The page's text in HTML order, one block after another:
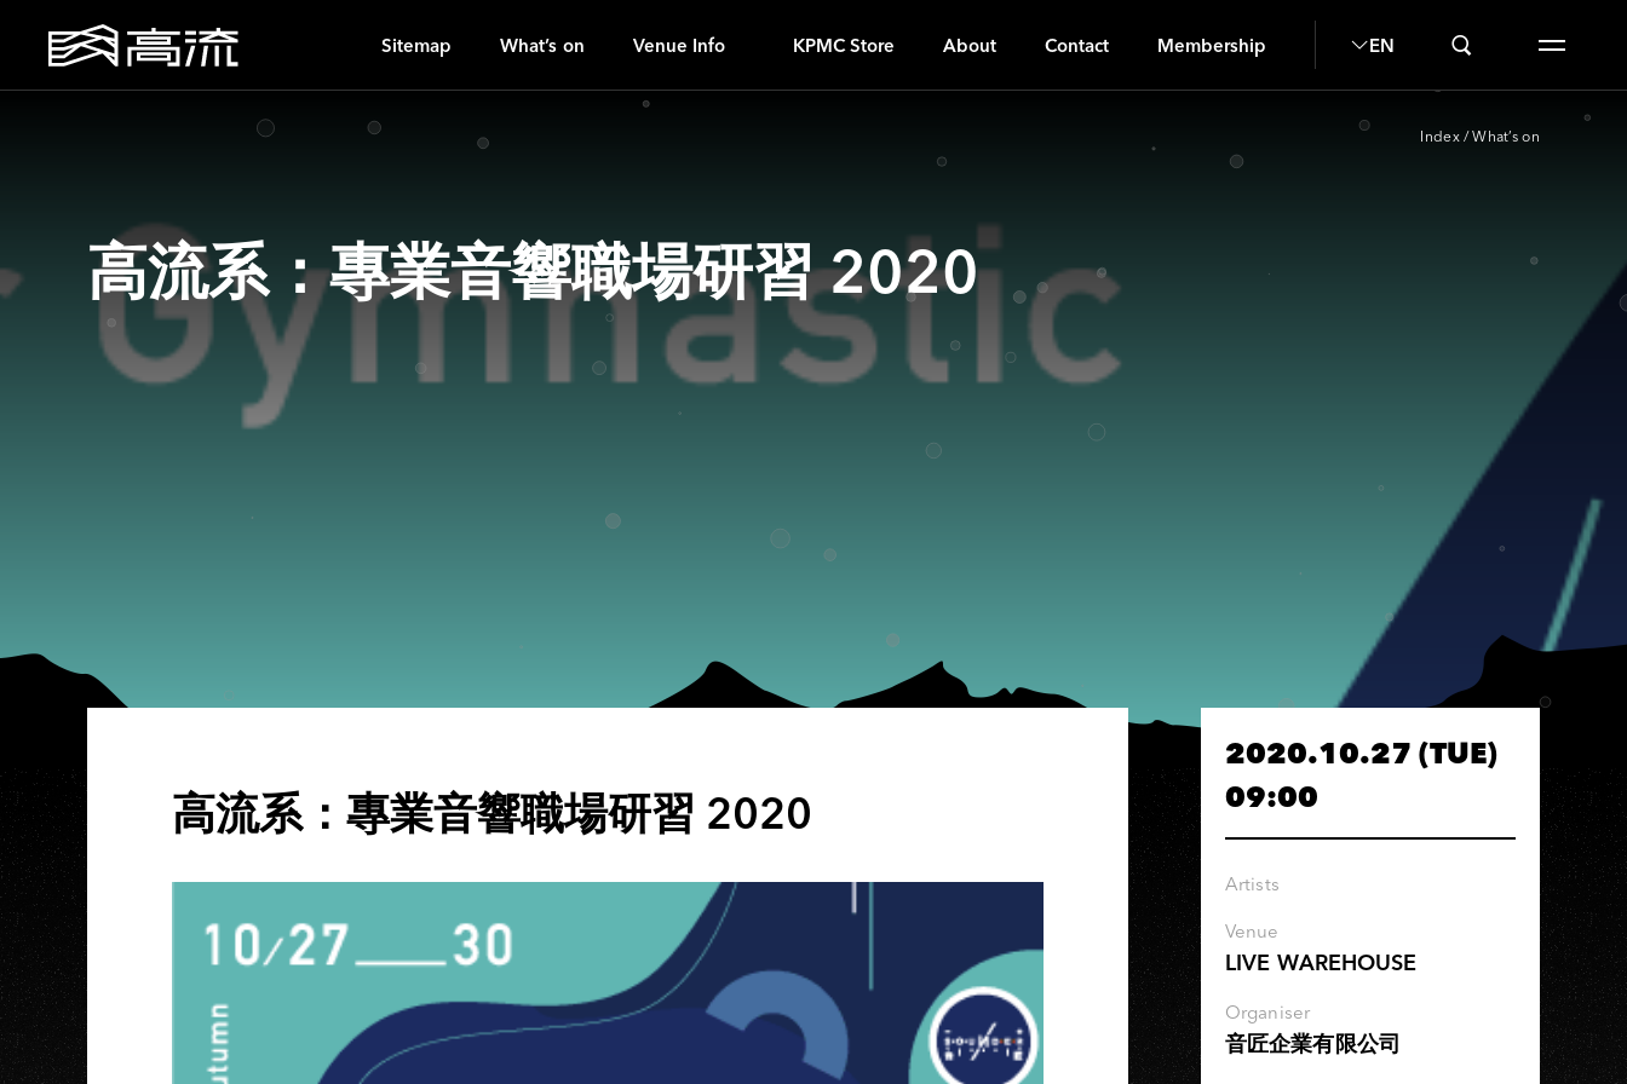
Sitemap What’s on Venue Info KPMC Store About Contact Membership EN
Index / What’s on
高流系：專業音響職場研習 2020
高流系：專業音響職場研習 2020
2020.10.27 (TUE)
09:00
Artists
Venue
LIVE WAREHOUSE
Organiser
音匠企業有限公司